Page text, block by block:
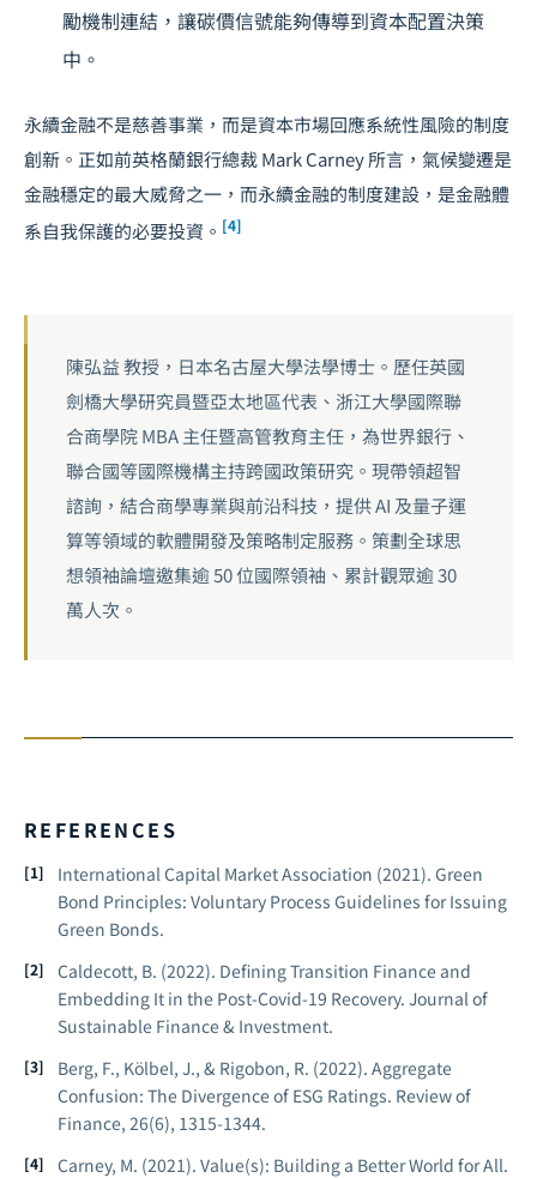
勵機制連結，讓碳價信號能夠傳導到資本配置決策
中。
永續金融不是慈善事業，而是資本市場回應系統性風險的制度
創新。正如前英格蘭銀行總裁 Mark Carney 所言，氣候變遷是
金融穩定的最大威脅之一，而永續金融的制度建設，是金融體
系自我保護的必要投資。 [4]
陳弘益 教授，日本名古屋大學法學博士。歷任英國
劍橋大學研究員暨亞太地區代表、浙江大學國際聯
合商學院 MBA 主任暨高管教育主任，為世界銀行、
聯合國等國際機構主持跨國政策研究。現帶領超智
諮詢，結合商學專業與前沿科技，提供 AI 及量子運
算等領域的軟體開發及策略制定服務。策劃全球思
想領袖論壇邀集逾 50 位國際領袖、累計觀眾逾 30
萬人次。
REFERENCES
International Capital Market Association (2021). Green
Bond Principles: Voluntary Process Guidelines for Issuing
Green Bonds.
Caldecott, B. (2022). Defining Transition Finance and
Embedding It in the Post-Covid-19 Recovery. Journal of
Sustainable Finance & Investment.
Berg, F., Kölbel, J., & Rigobon, R. (2022). Aggregate
Confusion: The Divergence of ESG Ratings. Review of
Finance, 26(6), 1315-1344.
Carney, M. (2021). Value(s): Building a Better World for All.